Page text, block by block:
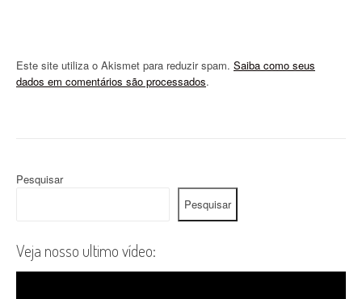
Este site utiliza o Akismet para reduzir spam. Saiba como seus
dados em comentários são processados.
Pesquisar
Pesquisar
Veja nosso ultimo vídeo: